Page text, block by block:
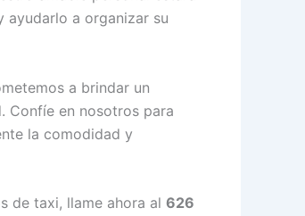
ayudarlo a organizar su
a brindar un
Confíe en nosotros para
la comodidad y
de taxi, llame ahora al 626